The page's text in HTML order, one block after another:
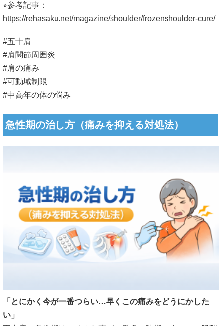
⭐︎参考記事：
https://rehasaku.net/magazine/shoulder/frozenshoulder-cure/
#五十肩
#肩関節周囲炎
#肩の痛み
#可動域制限
#中高年の体の悩み
急性期の治し方（痛みを抑える対処法）
「とにかく今が一番つらい…早くこの痛みをどうにかした
い」